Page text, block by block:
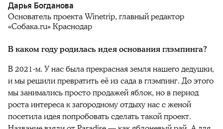
Дарья Богданова
Основатель проекта Winetrip, главный редактор
«Собака.ru» Краснодар
В каком году родилась идея основания глэмпинга?
В 2021-м. У нас была прекрасная земля нашего дедушки,
и мы решили превратить её из сада в глэмпинг. До этого
мы занимались просто продажей яблок, но в период
роста интереса к загородному отдыху нас с женой
посетила идея попробовать сделать такой проект.